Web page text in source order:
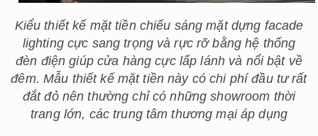
Kiểu thiết kế mặt tiền chiếu sáng mặt dựng facade
lighting cực sang trọng và rực rỡ bằng hệ thống
đèn điện giúp cửa hàng cực lấp lánh và nổi bật về
đêm. Mẫu thiết kế mặt tiền này có chi phí đầu tư rất
đắt đỏ nên thường chỉ có những showroom thời
trang lớn, các trung tâm thương mại áp dụng